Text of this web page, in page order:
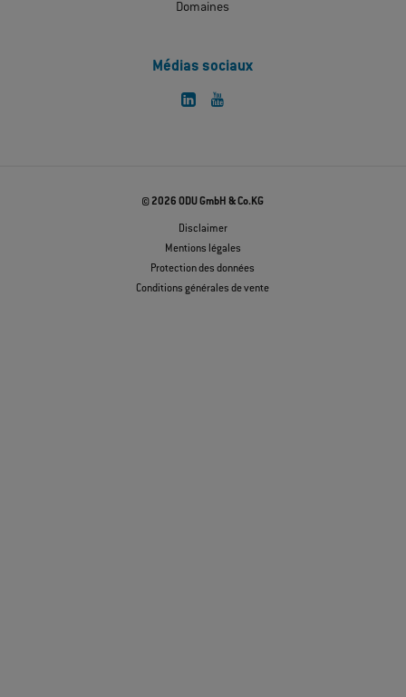
Domaines
Médias sociaux
© 2026 ODU GmbH & Co.KG
Disclaimer
Mentions légales
Protection des données
Conditions générales de vente